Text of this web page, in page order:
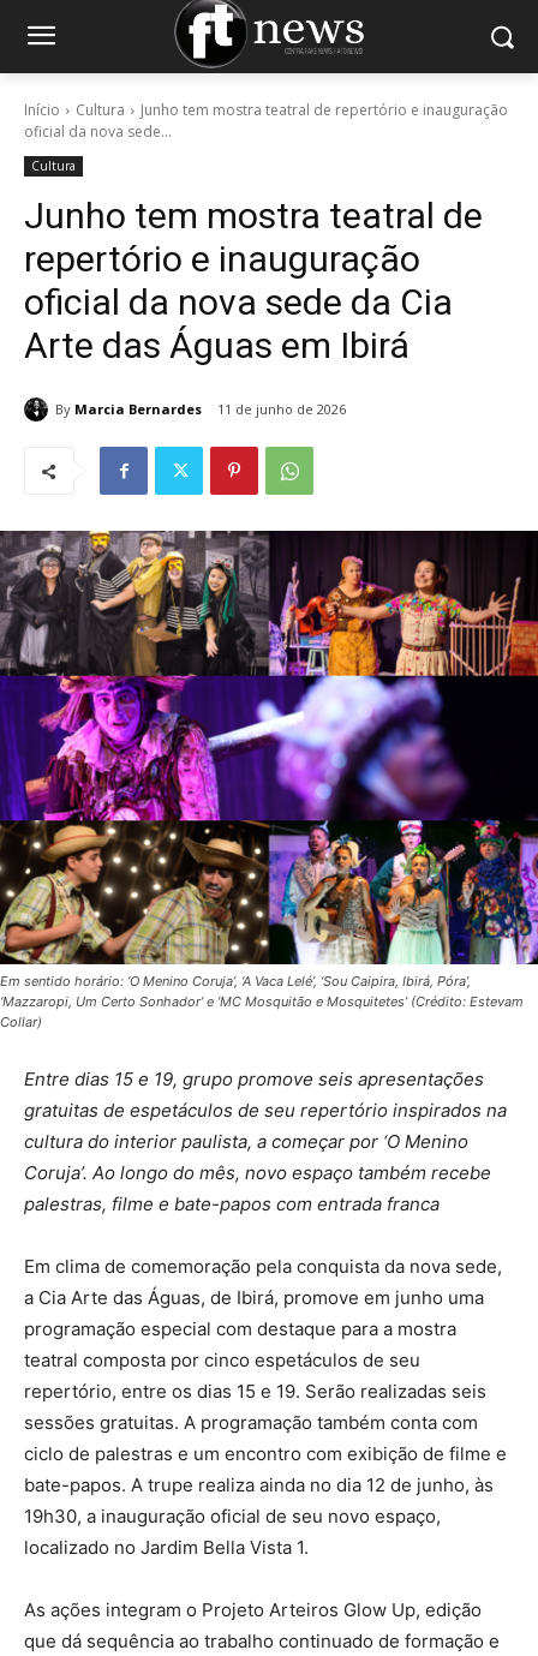
Início Cultura
Junho tem mostra teatral de repertório e inauguração
oficial da nova sede...
Cultura
Junho tem mostra teatral de
repertório e inauguração
oficial da nova sede da Cia
Arte das Águas em Ibirá
By Marcia Bernardes 11 de junho de 2026
Em sentido horário: ‘O Menino Coruja’, ‘A Vaca Lelé’, ‘Sou Caipira, Ibirá, Póra’,
‘Mazzaropi, Um Certo Sonhador’ e ‘MC Mosquitão e Mosquitetes’ (Crédito: Estevam
Collar)
Entre dias 15 e 19, grupo promove seis apresentações
gratuitas de espetáculos de seu repertório inspirados na
cultura do interior paulista, a começar por ‘O Menino
Coruja’. Ao longo do mês, novo espaço também recebe
palestras, filme e bate-papos com entrada franca
Em clima de comemoração pela conquista da nova sede,
a Cia Arte das Águas, de Ibirá, promove em junho uma
programação especial com destaque para a mostra
teatral composta por cinco espetáculos de seu
repertório, entre os dias 15 e 19. Serão realizadas seis
sessões gratuitas. A programação também conta com
ciclo de palestras e um encontro com exibição de filme e
bate-papos. A trupe realiza ainda no dia 12 de junho, às
19h30, a inauguração oficial de seu novo espaço,
localizado no Jardim Bella Vista 1.
As ações integram o Projeto Arteiros Glow Up, edição
que dá sequência ao trabalho continuado de formação e